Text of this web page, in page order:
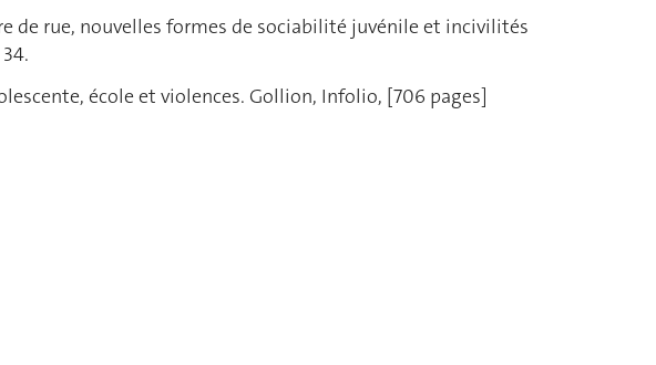
de rue, nouvelles formes de sociabilité juvénile et incivilités
école et violences. Gollion, Infolio, [706 pages]